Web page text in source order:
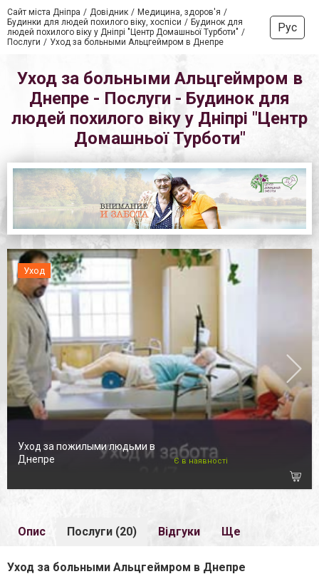
Сайт міста Дніпра Довідник
Медицина, здоров'я
Будинки для людей похилого віку, хоспіси
Будинок для
людей похилого віку у Дніпрі "Центр Домашньої Турботи"
Послуги
Уход за больными Альцгеймром в Днепре
Рус
Уход за больными Альцгеймром в
Днепре - Послуги - Будинок для
людей похилого віку у Дніпрі "Центр
Домашньої Турботи"
Уход
Уход за пожилыми людьми в
Днепре
Є в наявності
Опис Послуги (20) Відгуки Ще
Уход за больными Альцгеймром в Днепре